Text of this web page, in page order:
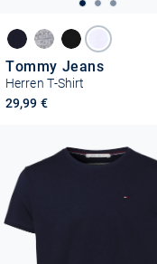
Tommy Jeans
Herren T-Shirt
29,99 €